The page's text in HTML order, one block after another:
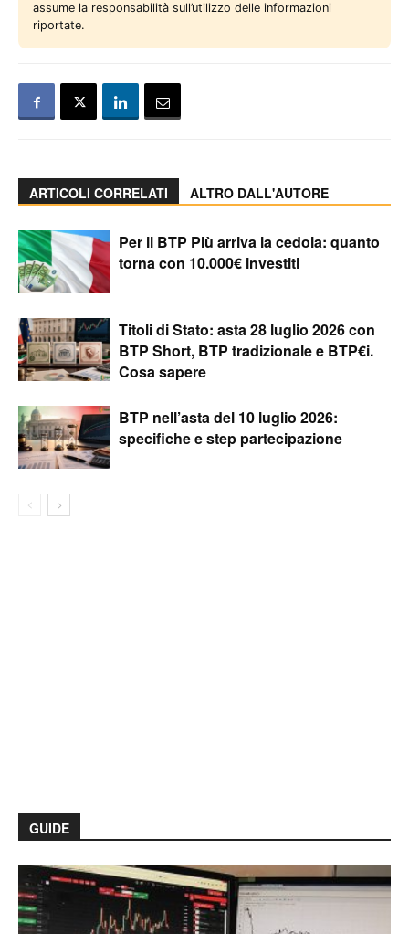
assume la responsabilità sull’utilizzo delle informazioni
riportate.
ARTICOLI CORRELATI ALTRO DALL'AUTORE
Per il BTP Più arriva la cedola: quanto
torna con 10.000€ investiti
Titoli di Stato: asta 28 luglio 2026 con
BTP Short, BTP tradizionale e BTP€i.
Cosa sapere
BTP nell’asta del 10 luglio 2026:
specifiche e step partecipazione
GUIDE